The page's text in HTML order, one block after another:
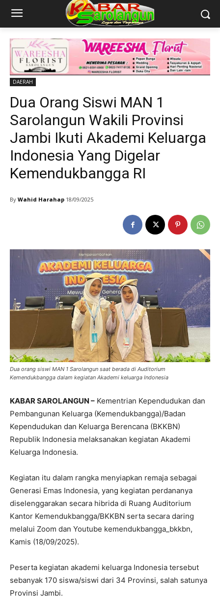
DAERAH
Dua Orang Siswi MAN 1
Sarolangun Wakili Provinsi
Jambi Ikuti Akademi Keluarga
Indonesia Yang Digelar
Kemendukbangga RI
By Wahid Harahap 18/09/2025
Dua orang siswi MAN 1 Sarolangun saat berada di Auditorium
Kemendukbangga dalam kegiatan Akademi keluarga Indonesia
KABAR SAROLANGUN – Kementrian Kependudukan dan
Pembangunan Keluarga (Kemendukbangga)/Badan
Kependudukan dan Keluarga Berencana (BKKBN)
Republik Indonesia melaksanakan kegiatan Akademi
Keluarga Indonesia.
Kegiatan itu dalam rangka menyiapkan remaja sebagai
Generasi Emas Indonesia, yang kegiatan perdananya
diselenggarakan secara hibrida di Ruang Auditorium
Kantor Kemendukbangga/BKKBN serta secara daring
melalui Zoom dan Youtube kemendukbangga_bkkbn,
Kamis (18/09/2025).
Peserta kegiatan akademi keluarga Indonesia tersebut
sebanyak 170 siswa/siswi dari 34 Provinsi, salah satunya
Provinsi Jambi.